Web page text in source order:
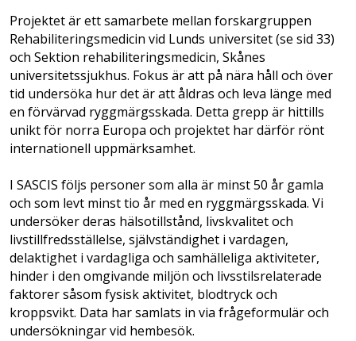
Projektet är ett samarbete mellan forskargruppen
Rehabiliteringsmedicin vid Lunds universitet (se sid 33)
och Sektion rehabiliteringsmedicin, Skånes
universitetssjukhus. Fokus är att på nära håll och över
tid undersöka hur det är att åldras och leva länge med
en förvärvad ryggmärgsskada. Detta grepp är hittills
unikt för norra Europa och projektet har därför rönt
internationell uppmärksamhet.
I SASCIS följs personer som alla är minst 50 år gamla
och som levt minst tio år med en ryggmärgsskada. Vi
undersöker deras hälsotillstånd, livskvalitet och
livstillfredsställelse, självständighet i vardagen,
delaktighet i vardagliga och samhälleliga aktiviteter,
hinder i den omgivande miljön och livsstilsrelaterade
faktorer såsom fysisk aktivitet, blodtryck och
kroppsvikt. Data har samlats in via frågeformulär och
undersökningar vid hembesök.